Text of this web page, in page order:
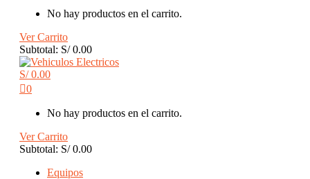
No hay productos en el carrito.
Ver Carrito
Subtotal: S/0.00
S/0.00
0
No hay productos en el carrito.
Ver Carrito
Subtotal: S/0.00
Equipos